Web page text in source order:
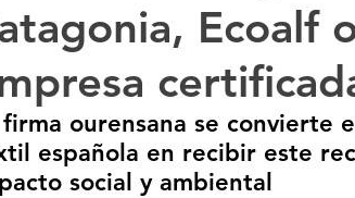
Ecoalf
firma ourensana se convierte
española en recibir este
social y ambiental